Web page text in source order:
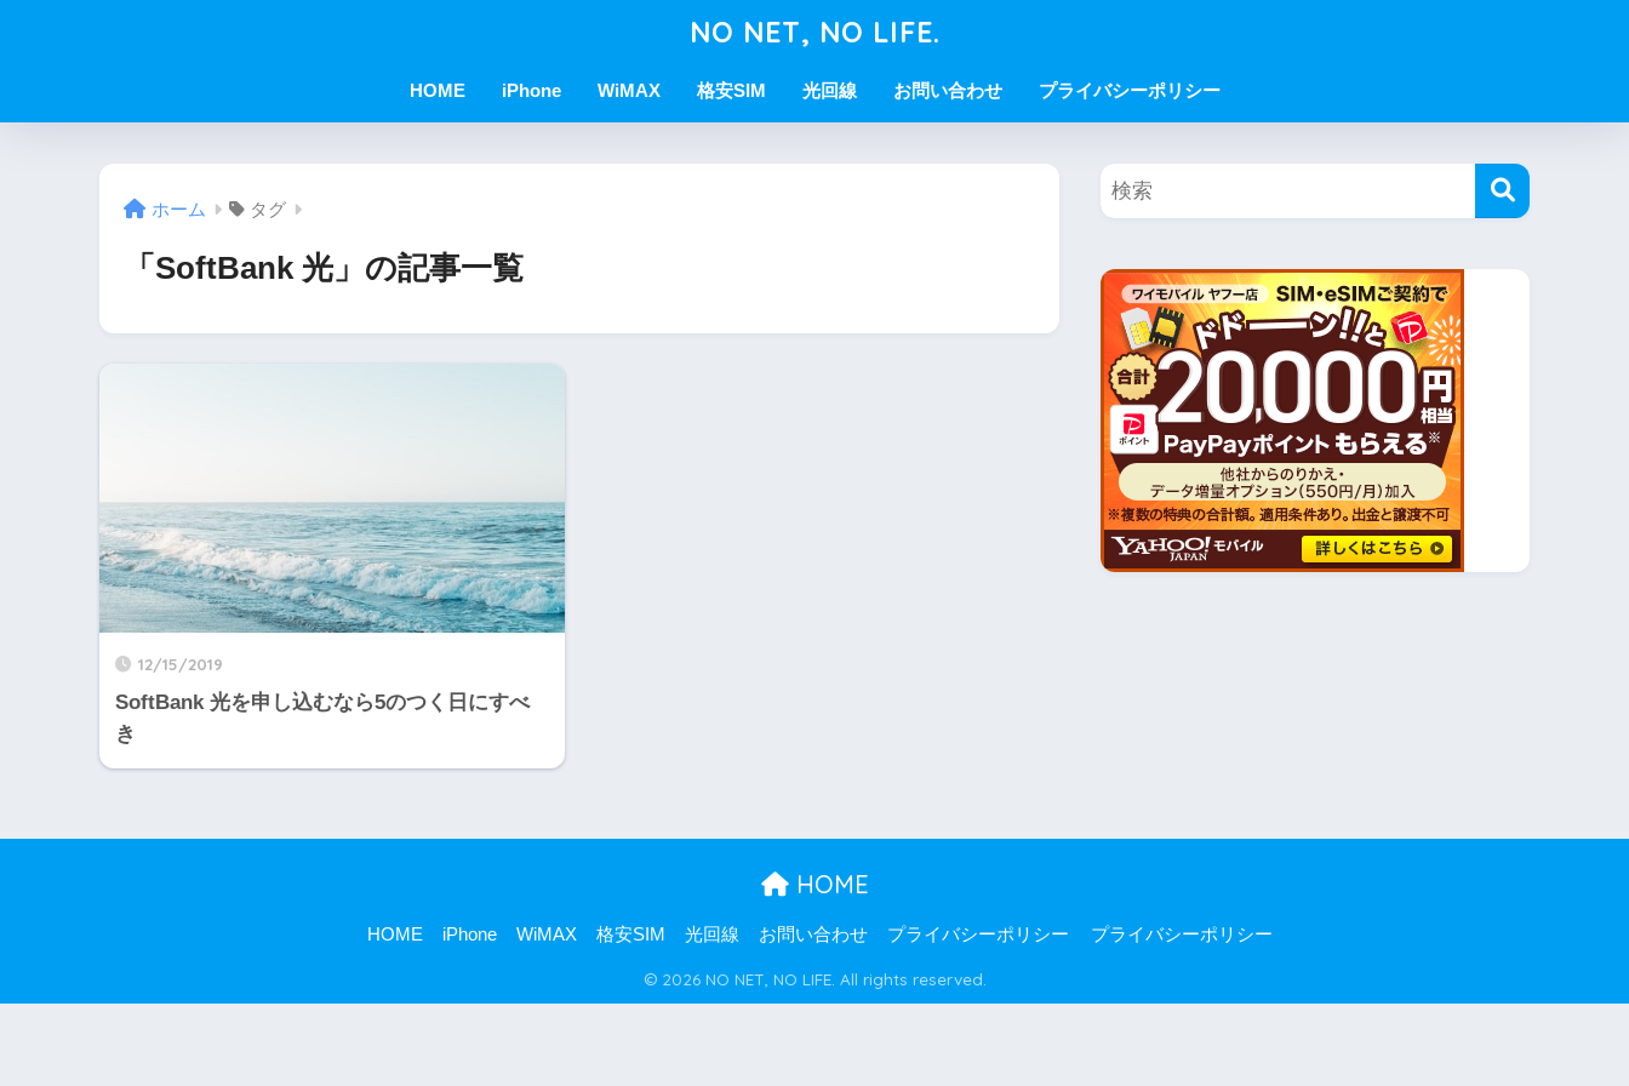
NO NET, NO LIFE.
HOME iPhone WiMAX 格安SIM 光回線 お問い合わせ プライバシーポリシー
ホーム タグ
「SoftBank 光」の記事一覧
12/15/2019
SoftBank 光を申し込むなら5のつく日にすべ
き
HOME
HOME iPhone WiMAX 格安SIM 光回線 お問い合わせ プライバシーポリシー プライバシーポリシー
© 2026 NO NET, NO LIFE. All rights reserved.